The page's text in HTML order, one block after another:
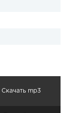
Скачать mp3